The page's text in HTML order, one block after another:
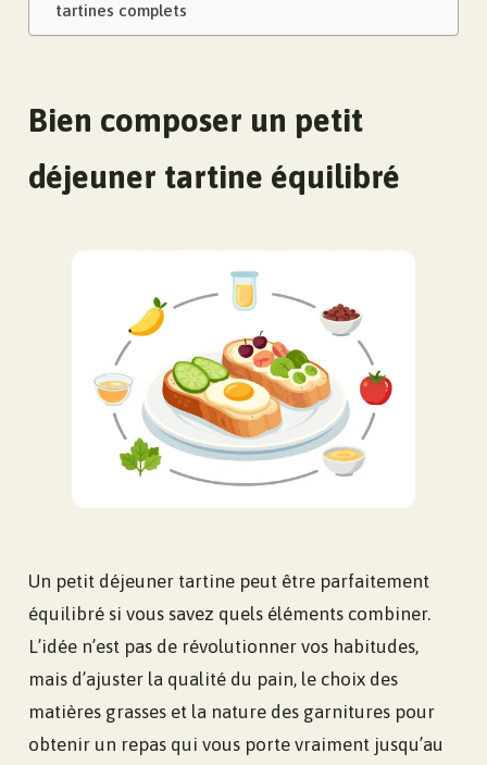
tartines complets
Bien composer un petit
déjeuner tartine équilibré
Un petit déjeuner tartine peut être parfaitement
équilibré si vous savez quels éléments combiner.
L’idée n’est pas de révolutionner vos habitudes,
mais d’ajuster la qualité du pain, le choix des
matières grasses et la nature des garnitures pour
obtenir un repas qui vous porte vraiment jusqu’au